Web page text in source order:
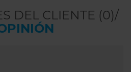
DEL CLIENTE (0)/